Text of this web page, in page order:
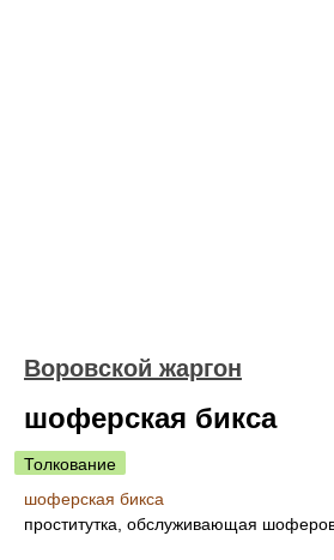
Воровской жаргон
шоферская бикса
Толкование
шоферская бикса
проститутка, обслуживающая